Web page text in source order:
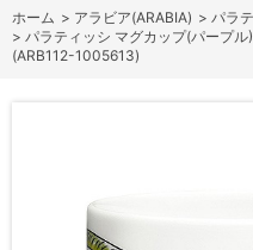
ホーム > アラビア(ARABIA) > パラ
> パラティッシ マグカップ(パープ
(ARB112-1005613)